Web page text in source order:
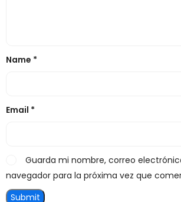
Name *
Email *
Guarda mi nombre, correo
navegador para la próxima vez que